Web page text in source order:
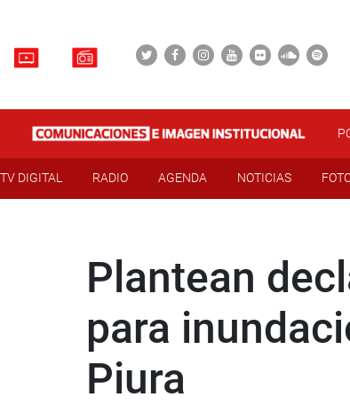
TV DIGITAL RADIO AGENDA NOTICIAS
Plantean
para
Piura